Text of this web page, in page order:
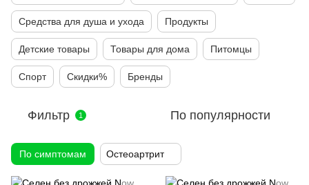
Средства для душа и ухода Продукты
Детские товары Товары для дома Питомцы
Спорт Скидки% Бренды
Фильтр 1 По популярности
По симптомам Остеоартрит